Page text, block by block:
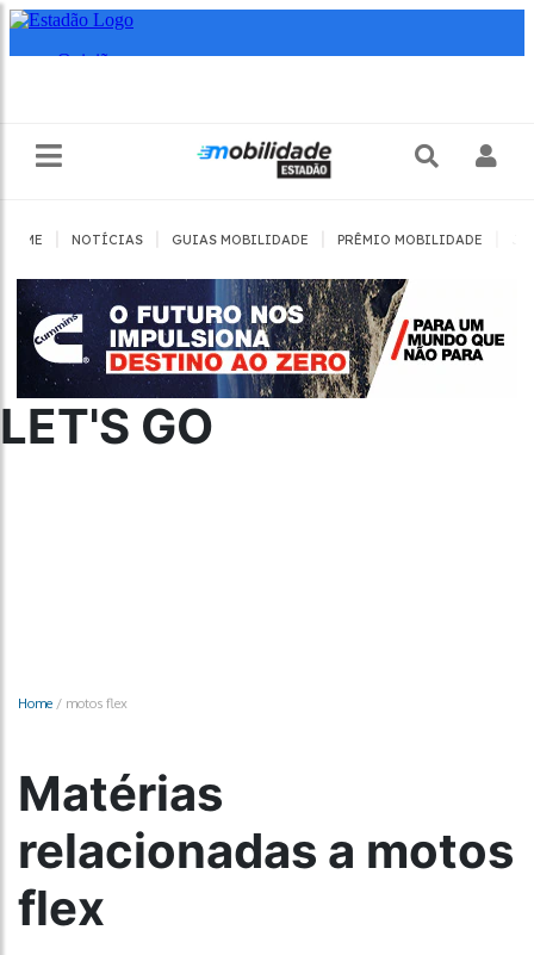
HOME NOTÍCIAS GUIAS MOBILIDADE PRÊMIO MOBILIDADE
LET'S GO
Home / motos flex
Matérias
relacionadas a motos
flex